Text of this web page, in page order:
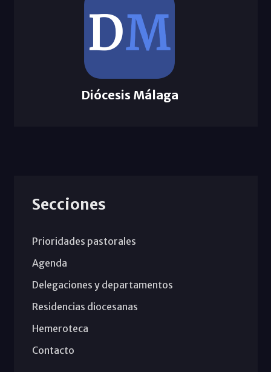
Diócesis Málaga
Secciones
Prioridades pastorales
Agenda
Delegaciones y departamentos
Residencias diocesanas
Hemeroteca
Contacto